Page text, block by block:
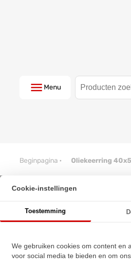
Menu
Beginpagina · Oliekeerring
Cookie-instellingen
Toestemming
We gebruiken cookies om content en
voor social media te bieden en om
Oliekeerring
★★★★★
★★★★★